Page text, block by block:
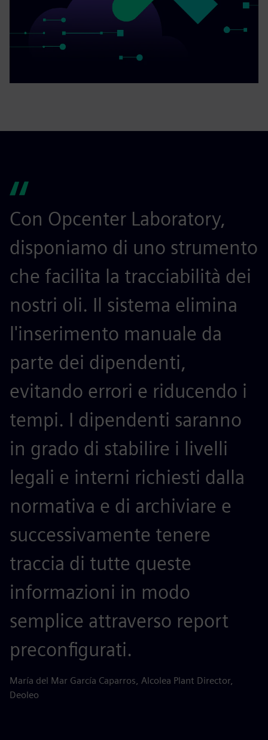
Con Opcenter Laboratory,
disponiamo di uno strumento
che facilita la tracciabilità dei
nostri oli. Il sistema elimina
l'inserimento manuale da
parte dei dipendenti,
evitando errori e riducendo i
tempi. I dipendenti saranno
in grado di stabilire i livelli
legali e interni richiesti dalla
normativa e di archiviare e
successivamente tenere
traccia di tutte queste
informazioni in modo
semplice attraverso report
preconfigurati.
María del Mar García Caparros, Alcolea Plant Director,
Deoleo